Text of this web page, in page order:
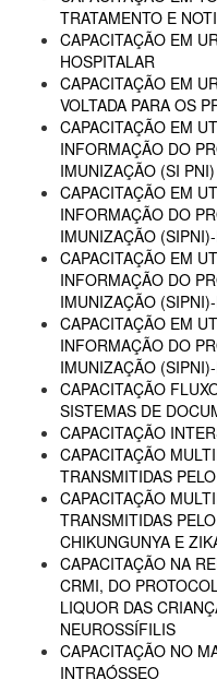
TRATAMENTO E
CAPACITAÇÃO EM
HOSPITALAR
CAPACITAÇÃO EM
VOLTADA PARA OS
CAPACITAÇÃO EM
INFORMAÇÃO DO
IMUNIZAÇÃO (SI PNI)
CAPACITAÇÃO EM
INFORMAÇÃO DO
IMUNIZAÇÃO
CAPACITAÇÃO EM
INFORMAÇÃO DO
IMUNIZAÇÃO
CAPACITAÇÃO EM
INFORMAÇÃO DO
IMUNIZAÇÃO
CAPACITAÇÃO
SISTEMAS DE
CAPACITAÇÃO
CAPACITAÇÃO
TRANSMITIDAS
CAPACITAÇÃO
TRANSMITIDAS
CHIKUNGUNYA E
CAPACITAÇÃO NA
CRMI, DO
LIQUOR DAS
NEUROSSÍFILIS
CAPACITAÇÃO NO
INTRAÓSSEO